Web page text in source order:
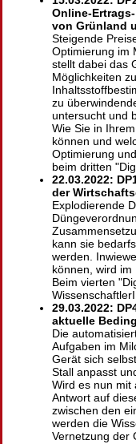
Online-
von Grünland
Steigende
Optimierung im
stellt dabei das
Möglichkeiten
zu
untersucht und
Wie Sie in
können und
Optimierung
beim dritten
22.03.2022:
der
Explodierende
kann sie
werden.
können, wird im
Beim vierten
29.03.2022:
aktuelle
Die
Aufgaben im
Gerät sich
Stall anpasst
Wird es nun mit
Antwort auf
zwischen den
werden die
Vernetzung der